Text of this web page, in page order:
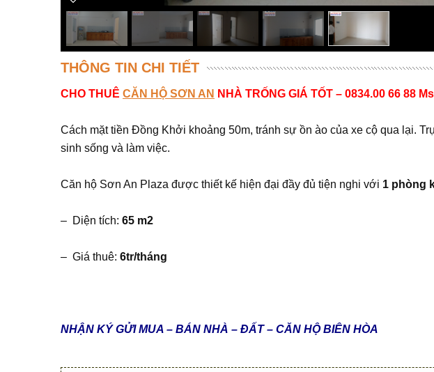
THÔNG TIN CHI TIẾT
CHO THUÊ CĂN HỘ SƠN AN NHÀ TRỐNG GIÁ TỐT – 0834.00 66 88
Cách mặt tiền Đồng Khởi khoảng 50m, tránh sự ồn ào của xe cộ qua lại.
sinh sống và làm việc.
Căn hộ Sơn An Plaza được thiết kế hiện đại đầy đủ tiện nghi với 1 phòng
– Diện tích: 65 m2
– Giá thuê: 6tr/tháng
NHẬN KÝ GỬI MUA – BÁN NHÀ – ĐẤT – CĂN HỘ BIÊN HÒA